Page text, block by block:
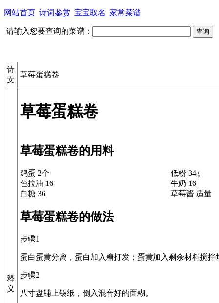
网站首页 诗词鉴赏 宝宝取名 家常菜谱
请输入您要查询的菜谱：
诗
文
草莓蛋糕卷
释
义
草莓蛋糕卷
草莓蛋糕卷的用料
鸡蛋 2个
低粉 34g
色拉油 16
牛奶 16
白糖 36
草莓酱 适量
草莓蛋糕卷的做法
步骤1
蛋白蛋黄分离，蛋白加入糖打发；蛋黄加入剩余材料搅
步骤2
八寸盘铺上锡纸，倒入混合好的面糊。